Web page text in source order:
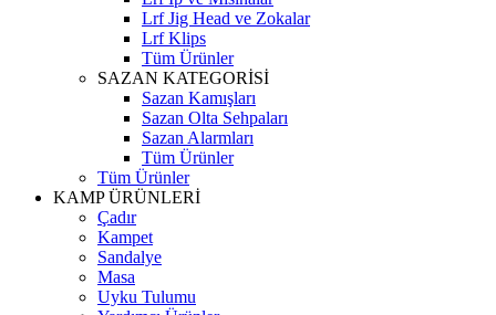
Lrf Jig Head ve Zokalar
Lrf Klips
Tüm Ürünler
SAZAN KATEGORİSİ
Sazan Kamışları
Sazan Olta Sehpaları
Sazan Alarmları
Tüm Ürünler
Tüm Ürünler
KAMP ÜRÜNLERİ
Çadır
Kampet
Sandalye
Masa
Uyku Tulumu